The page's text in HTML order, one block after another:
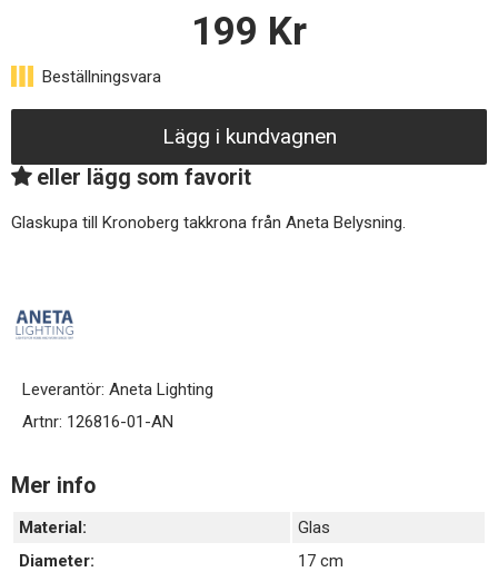
199 Kr
Lägg i kundvagnen
eller lägg som favorit
Glaskupa till Kronoberg takkrona från Aneta Belysning.
Leverantör: Aneta Lighting
Artnr: 126816-01-AN
Mer info
Material:
Glas
Diameter:
17 cm